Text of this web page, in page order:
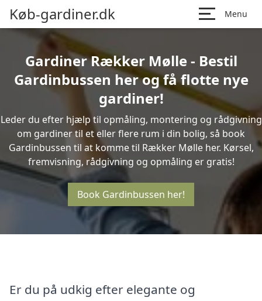
Køb-gardiner.dk Menu
Gardiner Rækker Mølle - Bestil
Gardinbussen her og få flotte nye
gardiner!
Leder du efter hjælp til opmåling, montering og rådgivning
om gardiner til et eller flere rum i din bolig, så book
Gardinbussen til at komme til Rækker Mølle her. Kørsel,
fremvisning, rådgivning og opmåling er gratis!
Book Gardinbussen her!
Er du på udkig efter elegante og